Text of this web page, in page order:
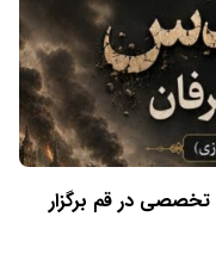
تخصصی در قم برگزار